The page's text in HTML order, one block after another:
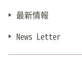
最新情報
News Letter